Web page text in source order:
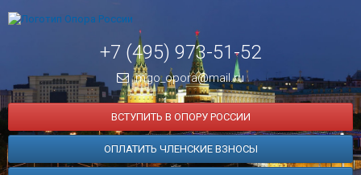
+7 (495) 973-51-52
mgo_opora@mail.ru
ВСТУПИТЬ В ОПОРУ РОССИИ
ОПЛАТИТЬ ЧЛЕНСКИЕ ВЗНОСЫ